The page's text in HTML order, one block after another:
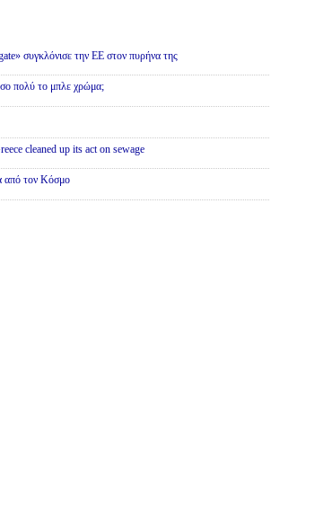
συγκλόνισε την ΕΕ στον πυρήνα της
πολύ το μπλε χρώμα;
cleaned up its act on sewage
από τον Κόσμο